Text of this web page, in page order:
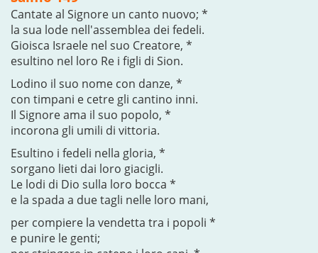
Cantate al Signore un canto nuovo; *
la sua lode nell'assemblea dei fedeli.
Gioisca Israele nel suo Creatore, *
esultino nel loro Re i figli di Sion.
Lodino il suo nome con danze, *
con timpani e cetre gli cantino inni.
Il Signore ama il suo popolo, *
incorona gli umili di vittoria.
Esultino i fedeli nella gloria, *
sorgano lieti dai loro giacigli.
Le lodi di Dio sulla loro bocca *
e la spada a due tagli nelle loro mani,
per compiere la vendetta tra i popoli *
e punire le genti;